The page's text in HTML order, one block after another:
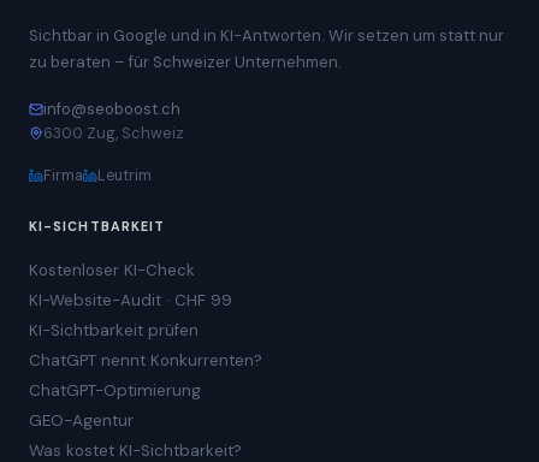
Sichtbar in Google und in KI-Antworten. Wir setzen um statt nur
zu beraten – für Schweizer Unternehmen.
info@seoboost.ch
6300 Zug, Schweiz
Firma Leutrim
KI-SICHTBARKEIT
Kostenloser KI-Check
KI-Website-Audit · CHF 99
KI-Sichtbarkeit prüfen
ChatGPT nennt Konkurrenten?
ChatGPT-Optimierung
GEO-Agentur
Was kostet KI-Sichtbarkeit?